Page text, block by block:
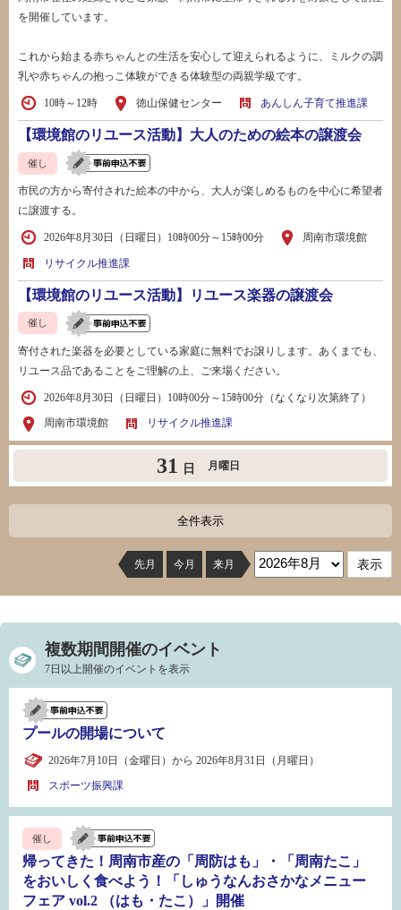
を開催しています。​
これから始まる赤ちゃんとの生活を安心して迎えられるように、ミルクの調
乳や赤ちゃんの抱っこ体験ができる体験型の両親学級です。
10時～12時 徳山保健センター あんしん子育て推進課
【環境館のリユース活動】大人のための絵本の譲渡会
催し
市民の方から寄付された絵本の中から、大人が楽しめるものを中心に希望者
に譲渡する。
2026年8月30日（日曜日）10時00分～15時00分 周南市環境館
リサイクル推進課
【環境館のリユース活動】リユース楽器の譲渡会
催し
寄付された楽器を必要としている家庭に無料でお譲りします。あくまでも、
リユース品であることをご理解の上、ご来場ください。
2026年8月30日（日曜日）10時00分～15時00分（なくなり次第終了）
周南市環境館 リサイクル推進課
31 日 月曜日
全件表示
先月 今月 来月
複数期間開催のイベント
7日以上開催のイベントを表示
プールの開場について
2026年7月10日（金曜日）から 2026年8月31日（月曜日）
スポーツ振興課
催し
帰ってきた！周南市産の「周防はも」・「周南たこ」
をおいしく食べよう！「しゅうなんおさかなメニュー
フェア vol.2 （はも・たこ）」開催